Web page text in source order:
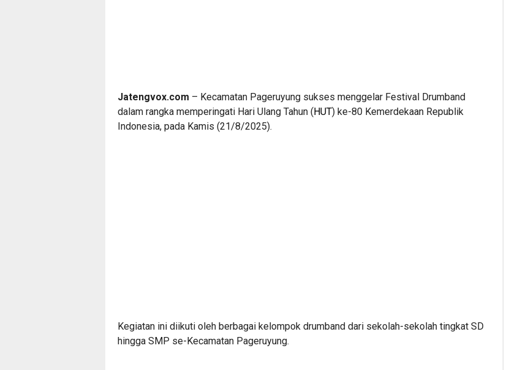
Jatengvox.com – Kecamatan Pageruyung sukses menggelar Festival Drumband
dalam rangka memperingati Hari Ulang Tahun (HUT) ke-80 Kemerdekaan Republik
Indonesia, pada Kamis (21/8/2025).
Kegiatan ini diikuti oleh berbagai kelompok drumband dari sekolah-sekolah tingkat SD
hingga SMP se-Kecamatan Pageruyung.